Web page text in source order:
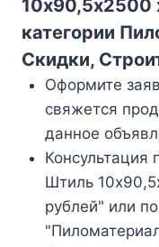
10х90,5х2500
категории
Скидки,
Оформите
свяжется
данное
Штиль
рублей" или